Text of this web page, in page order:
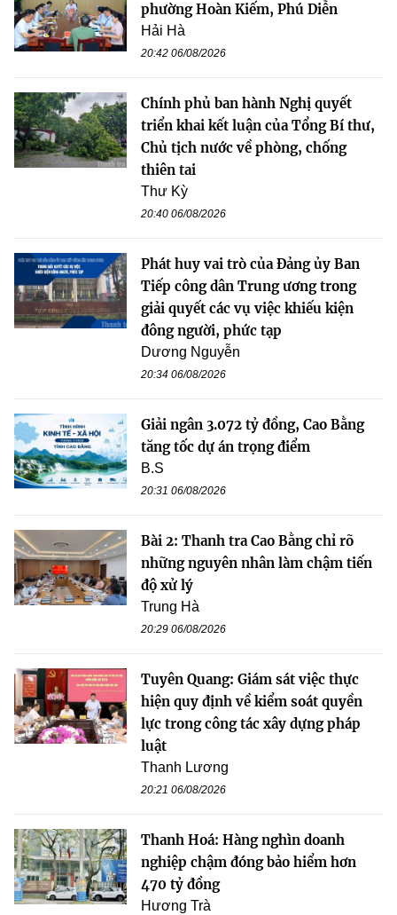
phường Hoàn Kiếm, Phú Diễn
Hải Hà
20:42 06/08/2026
Chính phủ ban hành Nghị quyết
triển khai kết luận của Tổng Bí thư,
Chủ tịch nước về phòng, chống
thiên tai
Thư Kỳ
20:40 06/08/2026
Phát huy vai trò của Đảng ủy Ban
Tiếp công dân Trung ương trong
giải quyết các vụ việc khiếu kiện
đông người, phức tạp
Dương Nguyễn
20:34 06/08/2026
Giải ngân 3.072 tỷ đồng, Cao Bằng
tăng tốc dự án trọng điểm
B.S
20:31 06/08/2026
Bài 2: Thanh tra Cao Bằng chỉ rõ
những nguyên nhân làm chậm tiến
độ xử lý
Trung Hà
20:29 06/08/2026
Tuyên Quang: Giám sát việc thực
hiện quy định về kiểm soát quyền
lực trong công tác xây dựng pháp
luật
Thanh Lương
20:21 06/08/2026
Thanh Hoá: Hàng nghìn doanh
nghiệp chậm đóng bảo hiểm hơn
470 tỷ đồng
Hương Trà